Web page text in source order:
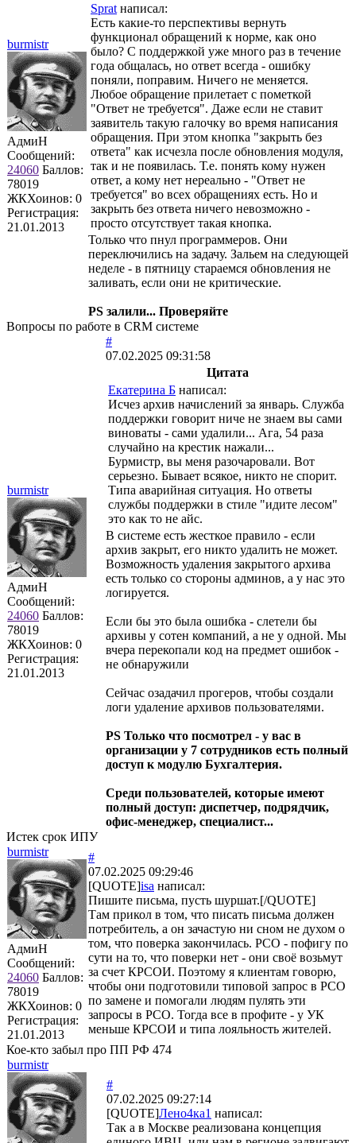
burmistr
АдмиН
Сообщений:
24060 Баллов:
78019
ЖКХоинов: 0
Регистрация:
21.01.2013
Sprat написал:
Есть какие-то перспективы вернуть
функционал обращений к норме, как оно
было? С поддержкой уже много раз в течение
года общалась, но ответ всегда - ошибку
поняли, поправим. Ничего не меняется.
Любое обращение прилетает с пометкой
"Ответ не требуется". Даже если не ставит
заявитель такую галочку во время написания
обращения. При этом кнопка "закрыть без
ответа" как исчезла после обновления модуля,
так и не появилась. Т.е. понять кому нужен
ответ, а кому нет нереально - "Ответ не
требуется" во всех обращениях есть. Но и
закрыть без ответа ничего невозможно -
просто отсутствует такая кнопка.
Только что пнул программеров. Они
переключились на задачу. Зальем на следующей
неделе - в пятницу стараемся обновления не
заливать, если они не критические.
PS залили... Проверяйте
Вопросы по работе в CRM системе
burmistr
АдмиН
Сообщений:
24060 Баллов:
78019
ЖКХоинов: 0
Регистрация:
21.01.2013
#
07.02.2025 09:31:58
Цитата
Екатерина Б написал:
Исчез архив начислений за январь. Служба
поддержки говорит ниче не знаем вы сами
виноваты - сами удалили... Ага, 54 раза
случайно на крестик нажали...
Бурмистр, вы меня разочаровали. Вот
серьезно. Бывает всякое, никто не спорит.
Типа аварийная ситуация. Но ответы
службы поддержки в стиле "идите лесом"
это как то не айс.
В системе есть жесткое правило - если
архив закрыт, его никто удалить не может.
Возможность удаления закрытого архива
есть только со стороны админов, а у нас это
логируется.
Если бы это была ошибка - слетели бы
архивы у сотен компаний, а не у одной. Мы
вчера перекопали код на предмет ошибок -
не обнаружили
Сейчас озадачил прогеров, чтобы создали
логи удаление архивов пользователями.
PS Только что посмотрел - у вас в
организации у 7 сотрудников есть полный
доступ к модулю Бухгалтерия.
Среди пользователей, которые имеют
полный доступ: диспетчер, подрядчик,
офис-менеджер, специалист...
Истек срок ИПУ
burmistr
АдмиН
Сообщений:
24060 Баллов:
78019
ЖКХоинов: 0
Регистрация:
21.01.2013
#
07.02.2025 09:29:46
[QUOTE]isa написал:
Пишите письма, пусть шуршат.[/QUOTE]
Там прикол в том, что писать письма должен
потребитель, а он зачастую ни сном не духом о
том, что поверка закончилась. РСО - пофигу по
сути на то, что поверки нет - они своё возьмут
за счет КРСОИ. Поэтому я клиентам говорю,
чтобы они подготовили типовой запрос в РСО
по замене и помогали людям пулять эти
запросы в РСО. Тогда все в профите - у УК
меньше КРСОИ и типа лояльность жителей.
Кое-кто забыл про ПП РФ 474
burmistr
#
07.02.2025 09:27:14
[QUOTE]Лено4ка1 написал:
Так а в Москве реализована концепция